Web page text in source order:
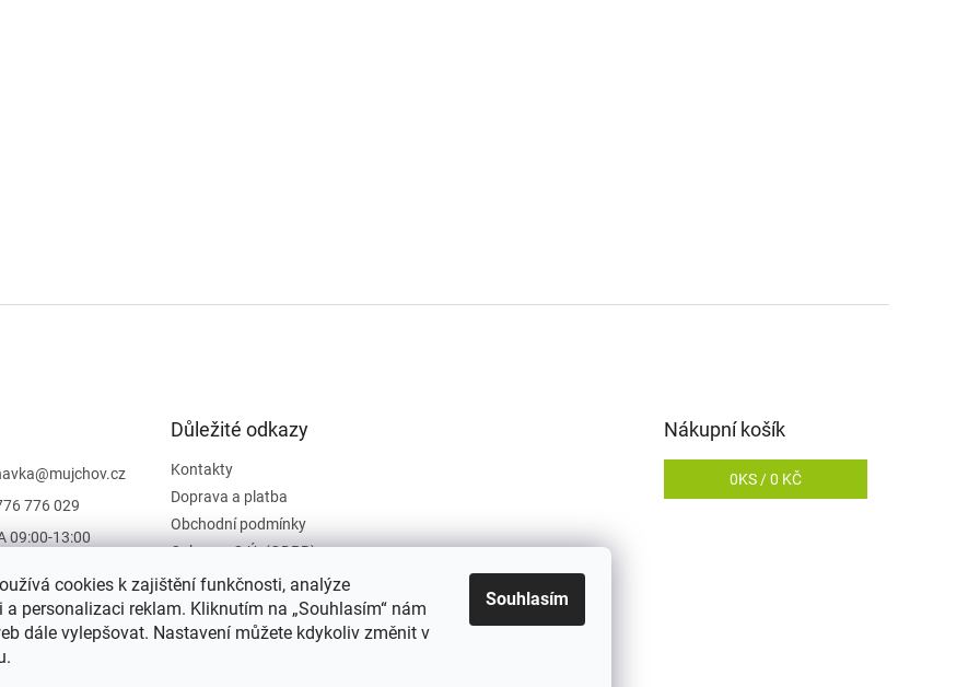
cookies k zajištění funkčnosti, analýze
a personalizaci reklam. Kliknutím na „Souhlasím“ nám
dále vylepšovat. Nastavení můžete kdykoliv změnit v
Souhlasím
@mujchov.cz
776 029
09:00-13:00
Důležité odkazy
Kontakty
Doprava a platba
Obchodní podmínky
Ochrana O.Ú. (GDPR)
Vrácení zboží
Hodnocení obchodu
Moje objednávka
Nákupní košík
0KS /0 KČ